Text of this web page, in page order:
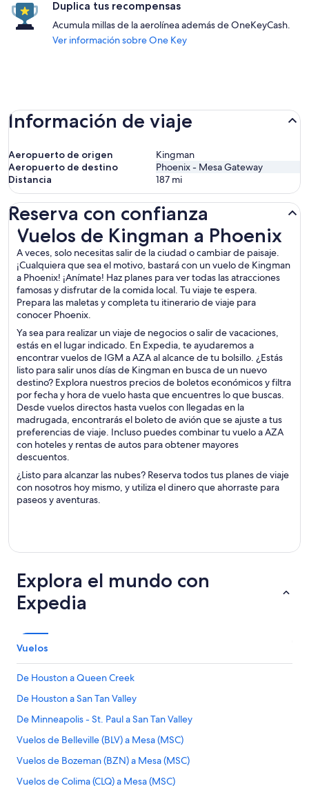
Duplica tus recompensas
Acumula millas de la aerolínea además de OneKeyCash.
Ver información sobre One Key
Información de viaje
Aeropuerto de origen
Kingman
Aeropuerto de destino
Phoenix - Mesa Gateway
Distancia
187 mi
Reserva con confianza
Vuelos de Kingman a Phoenix
A veces, solo necesitas salir de la ciudad o cambiar de paisaje.
¡Cualquiera que sea el motivo, bastará con un vuelo de Kingman
a Phoenix! ¡Anímate! Haz planes para ver todas las atracciones
famosas y disfrutar de la comida local. Tu viaje te espera.
Prepara las maletas y completa tu itinerario de viaje para
conocer Phoenix.
Ya sea para realizar un viaje de negocios o salir de vacaciones,
estás en el lugar indicado. En Expedia, te ayudaremos a
encontrar vuelos de IGM a AZA al alcance de tu bolsillo. ¿Estás
listo para salir unos días de Kingman en busca de un nuevo
destino? Explora nuestros precios de boletos económicos y filtra
por fecha y hora de vuelo hasta que encuentres lo que buscas.
Desde vuelos directos hasta vuelos con llegadas en la
madrugada, encontrarás el boleto de avión que se ajuste a tus
preferencias de viaje. Incluso puedes combinar tu vuelo a AZA
con hoteles y rentas de autos para obtener mayores
descuentos.
¿Listo para alcanzar las nubes? Reserva todos tus planes de viaje
con nosotros hoy mismo, y utiliza el dinero que ahorraste para
paseos y aventuras.
Vuelos de Kingman a Phoenix
Explora el mundo con
Expedia
Vuelos
De Houston a Queen Creek
De Houston a San Tan Valley
De Minneapolis - St. Paul a San Tan Valley
Vuelos de Belleville (BLV) a Mesa (MSC)
Vuelos de Bozeman (BZN) a Mesa (MSC)
Vuelos de Colima (CLQ) a Mesa (MSC)